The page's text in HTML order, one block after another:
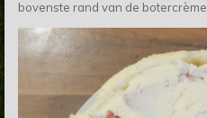
bovenste rand van de botercrème.